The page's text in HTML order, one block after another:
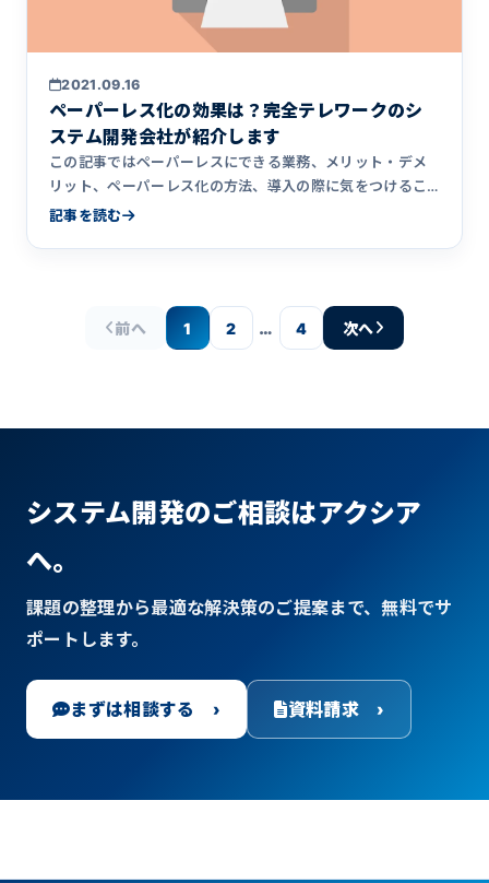
2021.09.16
ペーパーレス化の効果は？完全テレワークのシ
ステム開発会社が紹介します
この記事ではペーパーレスにできる業務、メリット・デメ
リット、ペーパーレス化の方法、導入の際に気をつけるこ
とをまとめました。また、完全リモートワークに移行した
記事を読む
前へ 1 2 … 4 次へ
システム開発のご相談はアクシア
へ。
課題の整理から最適な解決策のご提案まで、無料でサ
ポートします。
まずは相談する › 資料請求 ›